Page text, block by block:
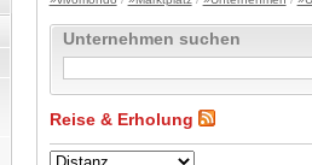
Unternehmen suchen
Reise & Erholung